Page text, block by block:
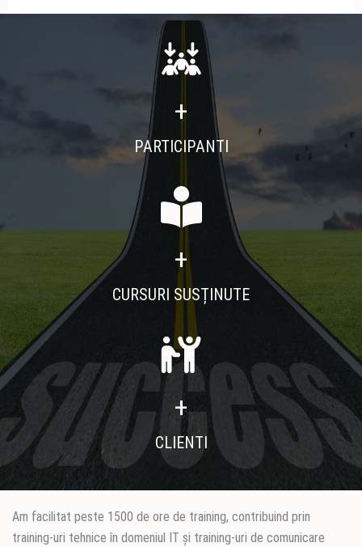
+
PARTICIPANTI
+
CURSURI SUSȚINUTE
+
CLIENTI
Am facilitat peste 1500 de ore de training, contribuind prin
training-uri tehnice în domeniul IT și training-uri de comunicare